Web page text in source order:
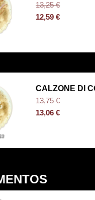
13,25€
12,59€
CALZONE DI
13,75€
13,06€